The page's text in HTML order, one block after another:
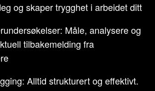
og skaper trygghet i arbeidet ditt
Måle, analysere og
tilbakemelding fra
Alltid strukturert og effektivt.